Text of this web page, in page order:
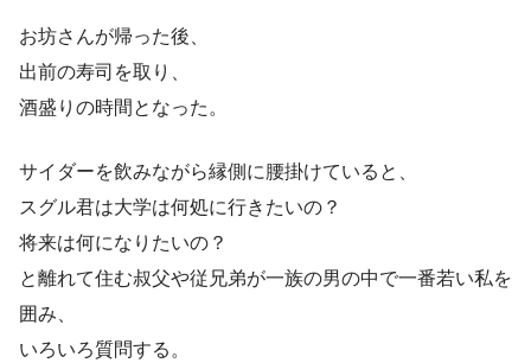
お坊さんが帰った後、
出前の寿司を取り、
酒盛りの時間となった。
サイダーを飲みながら縁側に腰掛けていると、
スグル君は大学は何処に行きたいの？
将来は何になりたいの？
と離れて住む叔父や従兄弟が一族の男の中で一番若い私を
囲み、
いろいろ質問する。